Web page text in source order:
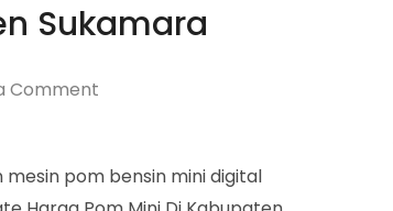
Sukamara
Commenton
Mini
pom bensin mini digital